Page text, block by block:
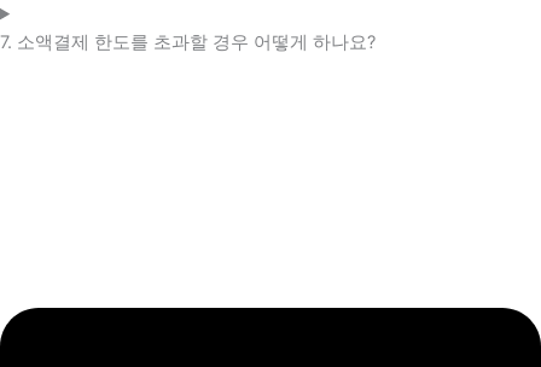
7. 소액결제 한도를 초과할 경우 어떻게 하나요?